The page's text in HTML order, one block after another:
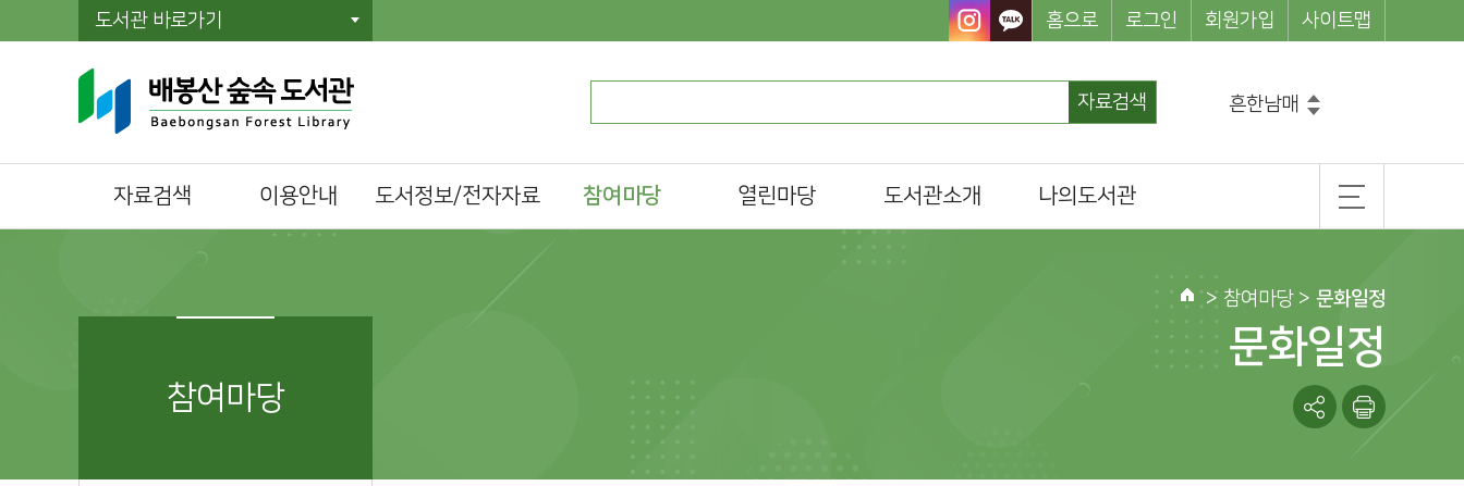
도서관 바로가기 홈으로 로그인 회원가입 사이트맵
자료검색
흔한남매
마법천자문
코믹메이플스토리수학도둑
손오공의한자대탐험마법천자문
설민석의한국사대모험
자료검색
신착자료검색
공공도서관 인기도
이용안내
자료이용방법
책이음회원전환
시설이용방법
책바다
도서정보/전자자료
전자잡지(E-Journal)
참여마당
동대문구한책읽기
열린마당 도서관소개 나의도서관
나를 위한 추천도서
참여마당
홈
> 참여마당> 문화일정
문화일정